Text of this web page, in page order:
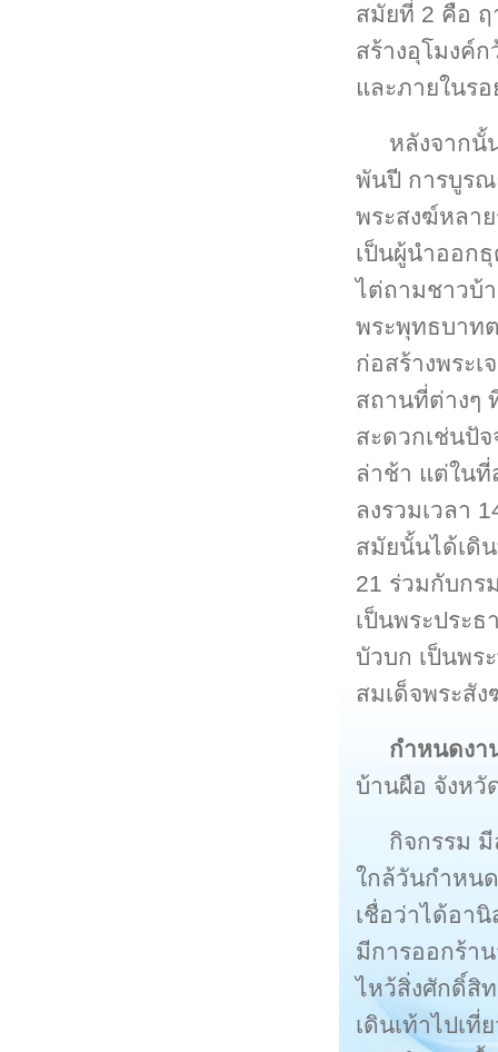
สมัยที่ 2 คือ
สร้างอุโมงค์ก
และภายในร
หลังจากนั้
พันปี การบูรณ
พระสงฆ์หลา
เป็นผู้นำออก
ไต่ถามชาวบ้
พระพุทธบาท
ก่อสร้างพระ
สถานที่ต่างๆ
สะดวกเช่นปั
ล่าช้า แต่ในที่
ลงรวมเวลา
สมัยนั้นได้เดิ
21 ร่วมกับกร
เป็นพระประ
บัวบก เป็นพร
สมเด็จพระสั
กำหนดงา
บ้านผือ จังหวั
กิจกรรม
ใกล้วันกำหน
เชื่อว่าได้อา
มีการออกร้า
ไหว้สิ่งศักดิ์สิ
เดินเท้าไปเ